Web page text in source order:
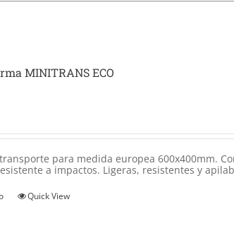
MINITRANS ECO
para medida europea 600x400mm.
a impactos. Ligeras, resistentes y
Quick View